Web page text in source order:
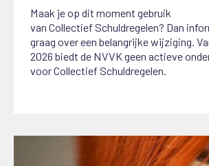
Maak je op dit moment gebruik
vanCollectiefSchuldregelen? Dan
graag over een belangrijke wijziging.
2026 biedt de NVVK geen actieve
voor Collectief Schuldregelen.